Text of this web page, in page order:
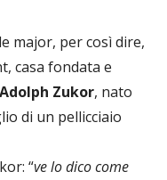
major, per così dire,
casa fondata e
Adolph Zukor, nato
di un pellicciaio
“ve lo dico come